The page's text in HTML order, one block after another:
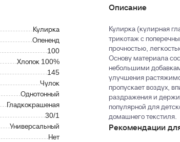
Кулирка
Опененд
100
Хлопок 100%
145
Чулок
Однотонный
Гладкокрашеная
30/1
Универсальный
Нет
Описание
Кулирка (кулирная
трикотаж с
прочностью,
Основу материала
небольшими
улучшения
пропускает воздух,
раздражения и
популярной для
домашнего текстиля.
Рекомендации